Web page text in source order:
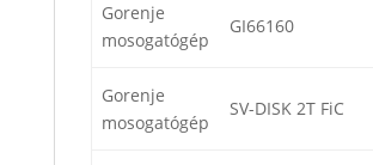
Gorenje
mosogatógép
GI66160
Gorenje
mosogatógép
SV-DISK 2T FiC